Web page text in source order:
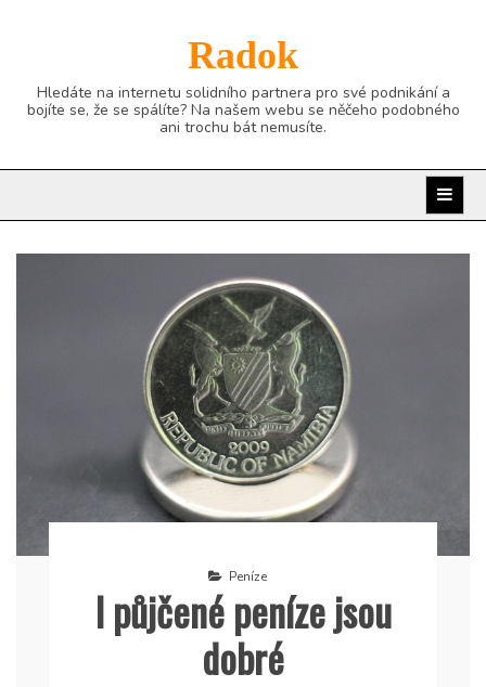
Radok
Hledáte na internetu solidního partnera pro své podnikání a
bojíte se, že se spálíte? Na našem webu se něčeho podobného
ani trochu bát nemusíte.
Peníze
I půjčené peníze jsou
dobré